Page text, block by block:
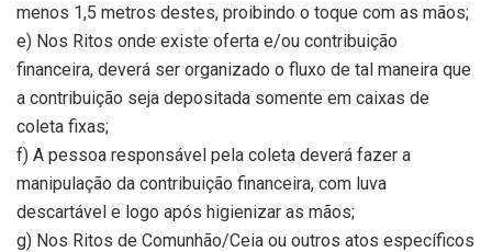
menos 1,5 metros destes, proibindo o toque com as mãos;
e) Nos Ritos onde existe oferta e/ou contribuição
financeira, deverá ser organizado o fluxo de tal maneira que
a contribuição seja depositada somente em caixas de
coleta fixas;
f) A pessoa responsável pela coleta deverá fazer a
manipulação da contribuição financeira, com luva
descartável e logo após higienizar as mãos;
g) Nos Ritos de Comunhão/Ceia ou outros atos específicos